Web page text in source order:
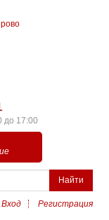
до 17:00
Найти
Вход Регистрация